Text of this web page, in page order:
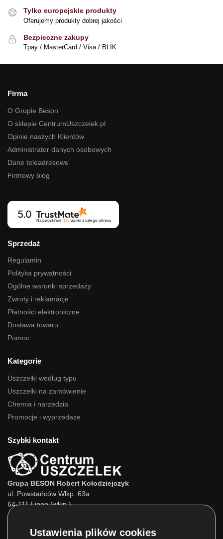
Tylko europejskie produkty
Oferujemy produkty dobrej jakości
Bezpieczne zakupy
Tpay / MasterCard / Visa / BLIK
Firma
O Grupie Beson
O sklepie CentrumUszczelek.pl
Opinie naszych Klientów
Administrator danych osobowych
Dane teleadresowe
Firmowy blog
5.0
Na podstawie 173opinii z całego okresu
Sprzedaż
Regulamin
Polityka prywatności
Ogólne warunki sprzedaży
Zwroty i reklamacje
Płatności elektroniczne
Dostawa towaru
Pomoc
Kategorie
Uszczelki według typu
Uszczelki na zamówienie
Chemia i narzedzia
Promocje i wyprzedaże
Szybki kontakt
Grupa BESON Robert Kołodziejczyk
ul. Powstańców Wlkp. 63a
64-111 Lipno (wlkp.)
693 800 022